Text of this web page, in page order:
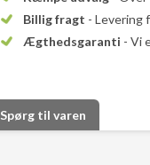
Billig fragt - Levering
Ægthedsgaranti - Vi
Spørg til varen